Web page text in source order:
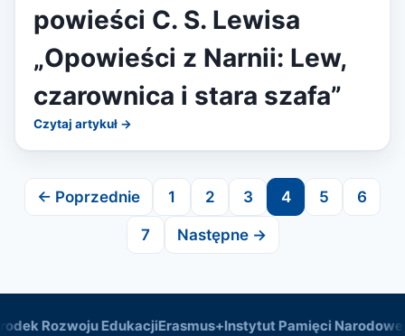
powieści C. S. Lewisa
„Opowieści z Narnii: Lew,
czarownica i stara szafa”
Czytaj artykuł →
Stronicowanie wpisów
← Poprzednie 1 2 3 4 5 6
7 Następne →
Rozwoju EdukacjiErasmus+Instytut Pamięci Narodowej